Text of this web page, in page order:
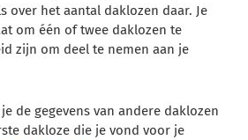
over het aantal daklozen daar. Je
om één of twee daklozen te
zijn om deel te nemen aan je
de gegevens van andere daklozen
dakloze die je vond voor je